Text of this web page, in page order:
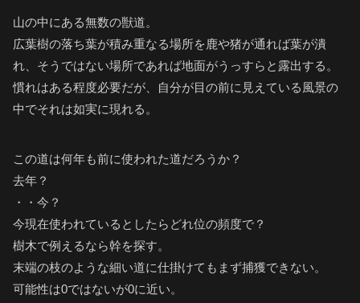
山の中にある無数の獣道。
広葉樹の落ち葉が積み重なる場所を鹿や猪が通れば葉が潰
れ、そうではない場所であれば地面がうっすらと露出する。
慣れはある程度必要だが、自分が目の前に見えている風景の
中でそれは如実に現れる。
この道は何年も前に使われた道だろうか？
去年？
・・今？
今現在使われているとしたらどれ位の頻度で？
樹木で例えるなら幹を探す。
末端の枝のような細い道に仕掛けてもまず捕獲できない。
可能性は0ではないが0に近い。